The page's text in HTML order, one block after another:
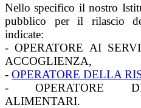
Nello specifico il nostro
pubblico per il rilascio
indicate:
- OPERATORE AI
ACCOGLIENZA,
- OPERATORE DELLA
- OPERATORE
ALIMENTARI.